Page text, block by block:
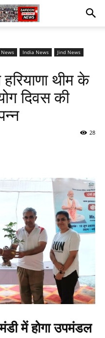
News India News
Jind News
थीम के
दिवस की
28
में होगा उपमंडल